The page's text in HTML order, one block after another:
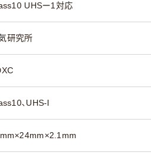
UHSー1対応
研究所
、UHS-I